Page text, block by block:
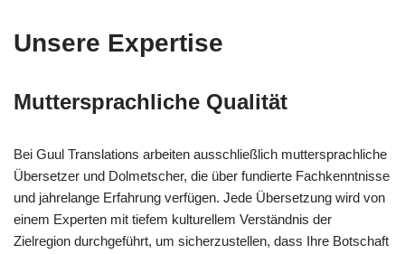
Unsere Expertise
Muttersprachliche Qualität
Bei Guul Translations arbeiten ausschließlich muttersprachliche
Übersetzer und Dolmetscher, die über fundierte Fachkenntnisse
und jahrelange Erfahrung verfügen. Jede Übersetzung wird von
einem Experten mit tiefem kulturellem Verständnis der
Zielregion durchgeführt, um sicherzustellen, dass Ihre Botschaft